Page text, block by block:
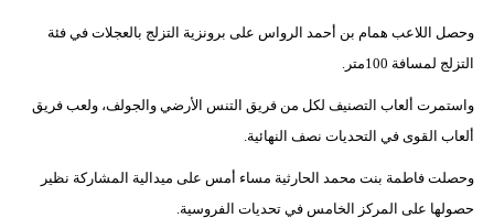
وحصل اللاعب همام بن أحمد الرواس على برونزية التزلج بالعجلات في فئة
التزلج لمسافة 100متر.
واستمرت ألعاب التصنيف لكل من فريق التنس الأرضي والجولف، ولعب فريق
ألعاب القوى في التحديات نصف النهائية.
وحصلت فاطمة بنت محمد الحارثية مساء أمس على ميدالية المشاركة نظير
حصولها على المركز الخامس في تحديات الفروسية.